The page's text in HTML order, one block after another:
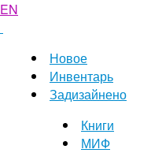
EN
Новое
Инвентарь
Задизайнено
Книги
МИФ